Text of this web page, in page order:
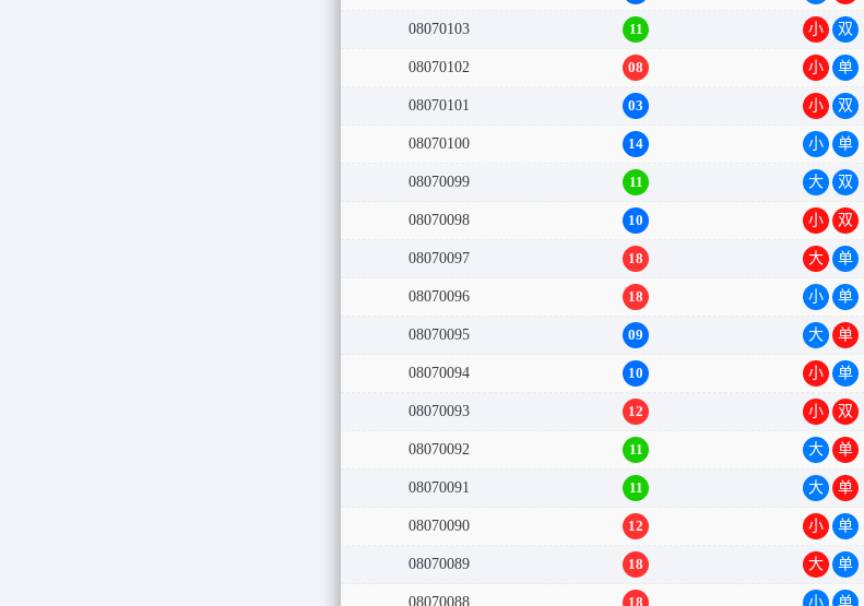
08070103 11 小 双
08070102 08 小 单
08070101 03 小 双
08070100 14 小 单
08070099 11 大 双
08070098 10 小 双
08070097 18 大 单
08070096 18 小 单
08070095 09 大 单
08070094 10 小 单
08070093 12 小 双
08070092 11 大 单
08070091 11 大 单
08070090 12 小 单
08070089 18 大 单
08070088 18 小 单